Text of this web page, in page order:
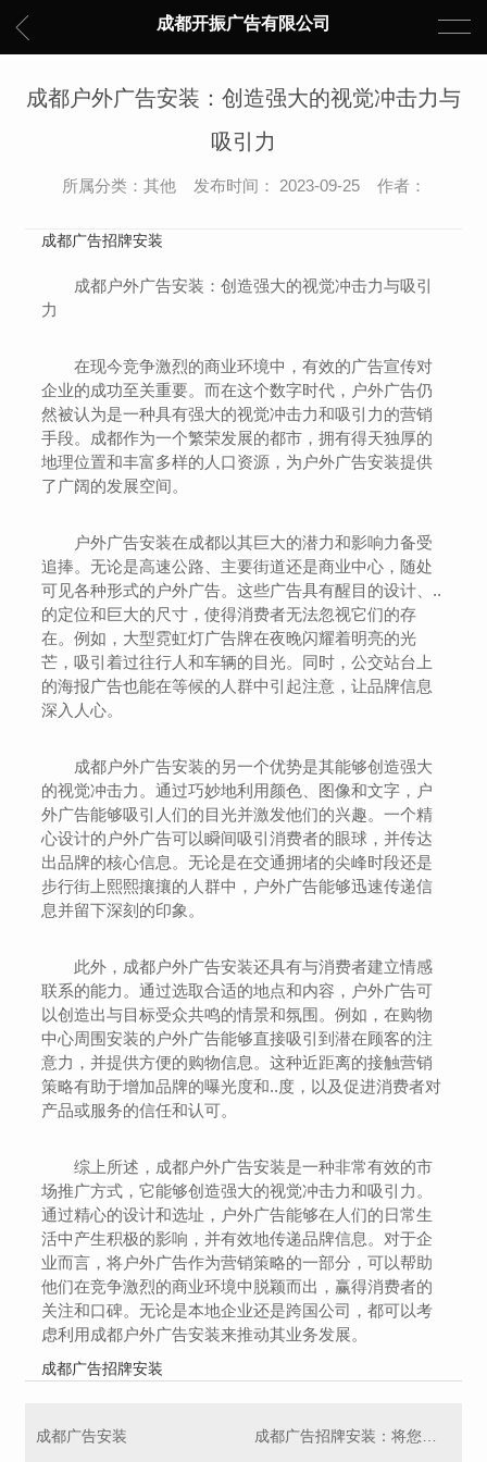
成都开振广告有限公司
成都户外广告安装：创造强大的视觉冲击力与
吸引力
所属分类：其他 发布时间： 2023-09-25 作者：
成都广告招牌安装
成都户外广告安装：创造强大的视觉冲击力与吸引
力
在现今竞争激烈的商业环境中，有效的广告宣传对
企业的成功至关重要。而在这个数字时代，户外广告仍
然被认为是一种具有强大的视觉冲击力和吸引力的营销
手段。成都作为一个繁荣发展的都市，拥有得天独厚的
地理位置和丰富多样的人口资源，为户外广告安装提供
了广阔的发展空间。
户外广告安装在成都以其巨大的潜力和影响力备受
追捧。无论是高速公路、主要街道还是商业中心，随处
可见各种形式的户外广告。这些广告具有醒目的设计、..
的定位和巨大的尺寸，使得消费者无法忽视它们的存
在。例如，大型霓虹灯广告牌在夜晚闪耀着明亮的光
芒，吸引着过往行人和车辆的目光。同时，公交站台上
的海报广告也能在等候的人群中引起注意，让品牌信息
深入人心。
成都户外广告安装的另一个优势是其能够创造强大
的视觉冲击力。通过巧妙地利用颜色、图像和文字，户
外广告能够吸引人们的目光并激发他们的兴趣。一个精
心设计的户外广告可以瞬间吸引消费者的眼球，并传达
出品牌的核心信息。无论是在交通拥堵的尖峰时段还是
步行街上熙熙攘攘的人群中，户外广告能够迅速传递信
息并留下深刻的印象。
此外，成都户外广告安装还具有与消费者建立情感
联系的能力。通过选取合适的地点和内容，户外广告可
以创造出与目标受众共鸣的情景和氛围。例如，在购物
中心周围安装的户外广告能够直接吸引到潜在顾客的注
意力，并提供方便的购物信息。这种近距离的接触营销
策略有助于增加品牌的曝光度和..度，以及促进消费者对
产品或服务的信任和认可。
综上所述，成都户外广告安装是一种非常有效的市
场推广方式，它能够创造强大的视觉冲击力和吸引力。
通过精心的设计和选址，户外广告能够在人们的日常生
活中产生积极的影响，并有效地传递品牌信息。对于企
业而言，将户外广告作为营销策略的一部分，可以帮助
他们在竞争激烈的商业环境中脱颖而出，赢得消费者的
关注和口碑。无论是本地企业还是跨国公司，都可以考
虑利用成都户外广告安装来推动其业务发展。
成都广告招牌安装
成都广告安装